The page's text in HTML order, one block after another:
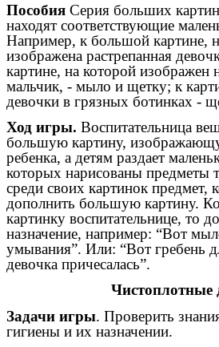
Пособия Серия больших
находят соответствующие
Например, к большой картине,
изображена растрепанная
картине, на которой изображен
мальчик, - мыло и щетку; к
девочки в грязных ботинках -
Ход игры. Воспитательница
большую картину,
ребенка, а детям раздает
которых нарисованы предметы
среди своих картинок предмет,
дополнить большую картину.
картинку воспитательнице, то
назначение, например: “Вот
умывания”. Или: “Вот гребень
девочка причесалась”.
Чистоплотные
Задачи игры. Проверить
гигиены и их назначении.